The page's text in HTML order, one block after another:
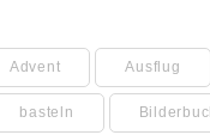
Advent Ausflug
basteln